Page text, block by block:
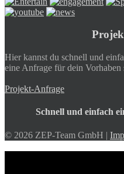
Hier kannst du schnell und
eine Anfrage für dein Vorhaben
Projekt-Anfrage
Schnell und einfach
© 2026 ZEP-Team GmbH |